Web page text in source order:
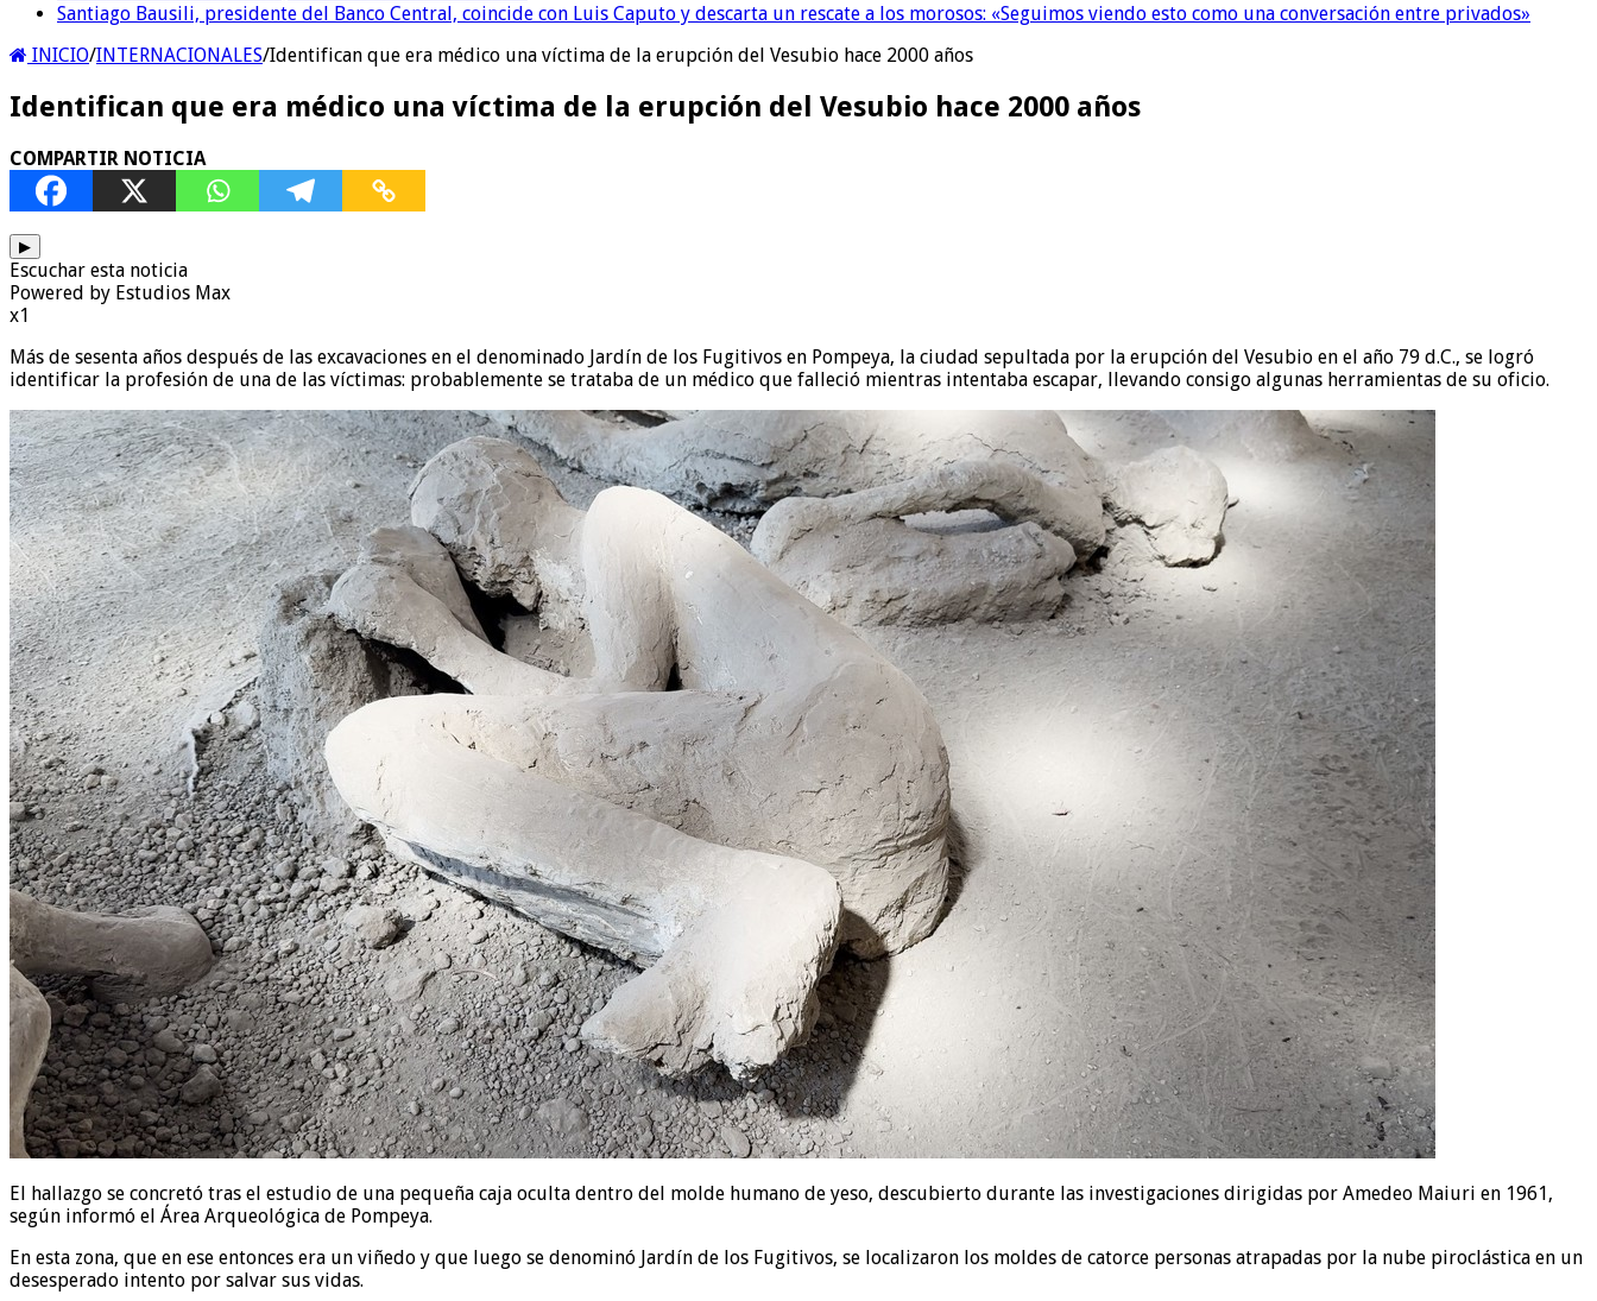
Santiago Bausili, presidente del Banco Central, coincide con Luis Caputo y descarta un rescate a los morosos: «Seguimos viendo esto como una conversación entre privados»
INICIO/INTERNACIONALES/Identifican que era médico una víctima de la erupción del Vesubio hace 2000 años
Identifican que era médico una víctima de la erupción del Vesubio hace 2000 años
COMPARTIR NOTICIA
▶
Escuchar esta noticia
Powered by Estudios Max
x1
Más de sesenta años después de las excavaciones en el denominado Jardín de los Fugitivos en Pompeya, la ciudad sepultada por la erupción del Vesubio en el año 79 d.C., se logró
identificar la profesión de una de las víctimas: probablemente se trataba de un médico que falleció mientras intentaba escapar, llevando consigo algunas herramientas de su oficio.
El hallazgo se concretó tras el estudio de una pequeña caja oculta dentro del molde humano de yeso, descubierto durante las investigaciones dirigidas por Amedeo Maiuri en 1961,
según informó el Área Arqueológica de Pompeya.
En esta zona, que en ese entonces era un viñedo y que luego se denominó Jardín de los Fugitivos, se localizaron los moldes de catorce personas atrapadas por la nube piroclástica en un
desesperado intento por salvar sus vidas.